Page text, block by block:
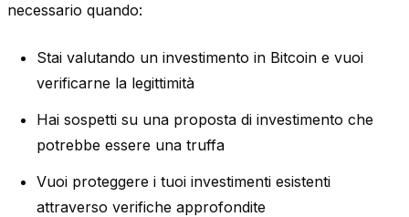
necessario quando:
Stai valutando un investimento in Bitcoin e vuoi
verificarne la legittimità
Hai sospetti su una proposta di investimento che
potrebbe essere una truffa
Vuoi proteggere i tuoi investimenti esistenti
attraverso verifiche approfondite